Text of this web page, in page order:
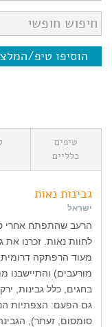
הוסיפו טיפ/
טיפים
כלליים
גבינות נאות
ישראל
הרעב שהתפתח אחרי
לחוות נאות. זכרנו את
מעוד הרפתקה דרומית.
מורעבים) והתיישבנו
בחגים, כלל גבינות,
גם הפעם: הצפתיות
סומסום, זעתר),